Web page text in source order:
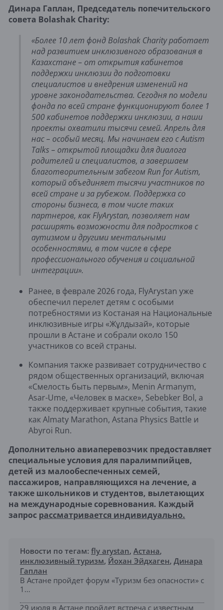
Динара Гаплан, Председатель попечительского
совета Bolashak Charity:
«Более 10 лет фонд Bolashak Charity работает
над развитием инклюзивного образования в
Казахстане – от открытия кабинетов
поддержки инклюзии до подготовки
специалистов и внедрения изменений на
уровне законодательства. Сегодня по модели
фонда по всей стране функционируют более 1
500 кабинетов поддержки инклюзии, а наши
проекты охватили тысячи семей. Апрель для
нас – особый месяц. Мы начинаем его с Autism
Talks – открытой площадки для диалога
родителей и специалистов, а завершаем
благотворительным забегом Run for Autism,
который объединяет тысячи участников по
всей стране и за рубежом. Поддержка со
стороны бизнеса, в том числе таких
партнеров, как FlyArystan, позволяет нам
расширять возможности для подростков с
аутизмом и другими ментальными
особенностями, в том числе в сфере
профессионального обучения и социальной
интеграции».
Ранее, в феврале 2026 года, FlyArystan уже
обеспечил перелет детям с особыми
потребностями из Костаная на Национальные
инклюзивные игры «Жұлдызай», которые
прошли в Астане и собрали около 150
участников со всей страны.
Компания также развивает сотрудничество с
рядом общественных организаций, включая
«Смелость быть первым», Menin Armanym,
Asar-Ume, «Человек в маске», Sebebker Bol, а
также поддерживает крупные события, такие
как Almaty Marathon, Astana Physics Battle и
Abyroi Run.
Дополнительно авиаперевозчик предоставляет
специальные условия для паралимпийцев,
детей из малообеспеченных семей,
пассажиров, направляющихся на лечение, а
также школьников и студентов, вылетающих
на международные соревнования. Каждый
запрос рассматривается индивидуально.
Новости по тегам: fly arystan, Астана,
инклюзивный туризм, Йохан Эйдхаген, Динара
Гаплан
В Астане пройдет форум «Туризм без опасности» с
1...
29 июля в Астане пройдет встреча с известным